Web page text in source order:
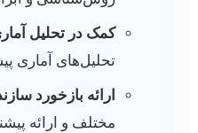
کمک در تحلیل
تحلیل‌های آماری
ارائه بازخورد
مختلف و ارائه